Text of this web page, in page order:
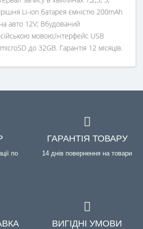
Li-ion батарея ємністю 200mAh
авто 12V; Вбудований
мовою;Інтерфейс USB
до 32GB. Гарантія 12 місяців.
по
ГАРАНТІЯ ТОВАРУ
14 днів повернення на товари
ВИГІДНІ УМОВИ